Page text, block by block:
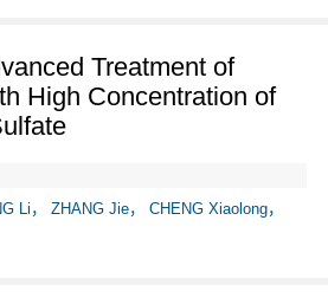
Treatment of
High Concentration of
Li， ZHANG Jie， CHENG Xiaolong，